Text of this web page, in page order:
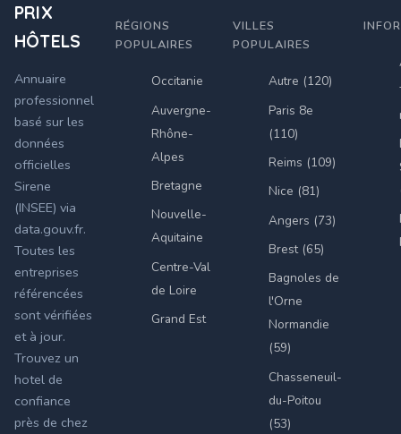
PRIX
HÔTELS
Annuaire
professionnel
basé sur les
données
officielles
Sirene
(INSEE) via
data.gouv.fr.
Toutes les
entreprises
référencées
sont vérifiées
et à jour.
Trouvez un
hotel de
confiance
près de chez
RÉGIONS
POPULAIRES
Occitanie
Auvergne-
Rhône-
Alpes
Bretagne
Nouvelle-
Aquitaine
Centre-Val
de Loire
Grand Est
VILLES
POPULAIRES
Autre (120)
Paris 8e
(110)
Reims (109)
Nice (81)
Angers (73)
Brest (65)
Bagnoles de
l'Orne
Normandie
(59)
Chasseneuil-
du-Poitou
(53)